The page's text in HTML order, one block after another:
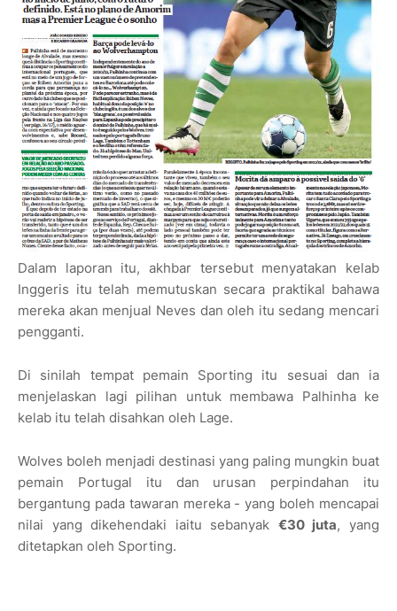
Dalam laporan itu, akhbar tersebut menyatakan kelab
Inggeris itu telah memutuskan secara praktikal bahawa
mereka akan menjual Neves dan oleh itu sedang mencari
pengganti.
Di sinilah tempat pemain Sporting itu sesuai dan ia
menjelaskan lagi pilihan untuk membawa Palhinha ke
kelab itu telah disahkan oleh Lage.
Wolves boleh menjadi destinasi yang paling mungkin buat
pemain Portugal itu dan urusan perpindahan itu
bergantung pada tawaran mereka - yang boleh mencapai
nilai yang dikehendaki iaitu sebanyak €30 juta, yang
ditetapkan oleh Sporting.